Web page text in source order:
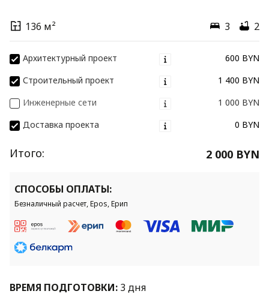
136 м² 3 2
Архитектурный проект
600 BYN
Строительный проект
1 400 BYN
Инженерные сети
1 000 BYN
Доставка проекта
0 BYN
Итого: 2 000 BYN
СПОСОБЫ ОПЛАТЫ:
Безналичный расчет, Epos, Ерип
ВРЕМЯ ПОДГОТОВКИ: 3 дня